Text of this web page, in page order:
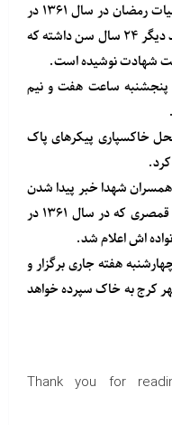
یکی از این شهدا ۱۹ ساله بوده که در عملیات رمضان در سال ۱۳۶۱ در
شرق بصره به شهادت رسیده است و شهید دیگر ۲۴ سال سن داشته که
شهادت نوشیده است.
پنجشنبه ساعت هفت و نیم
محل خاکسپاری پیکرهای پاک
همسران شهدا خبر پیدا شدن
پیکر پاک شهید مفقودالاثر خسرو قادری قمصری که در سال ۱۳۶۱ در
اش اعلام شد.
هفته جاری برگزار و
کرج به خاک سپرده خواهد
Thank you for